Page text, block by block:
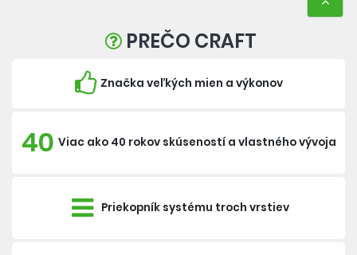
PREČO CRAFT
Značka veľkých mien a výkonov
40 Viac ako 40 rokov skúseností a vlastného vývoja
Priekopník systému troch vrstiev